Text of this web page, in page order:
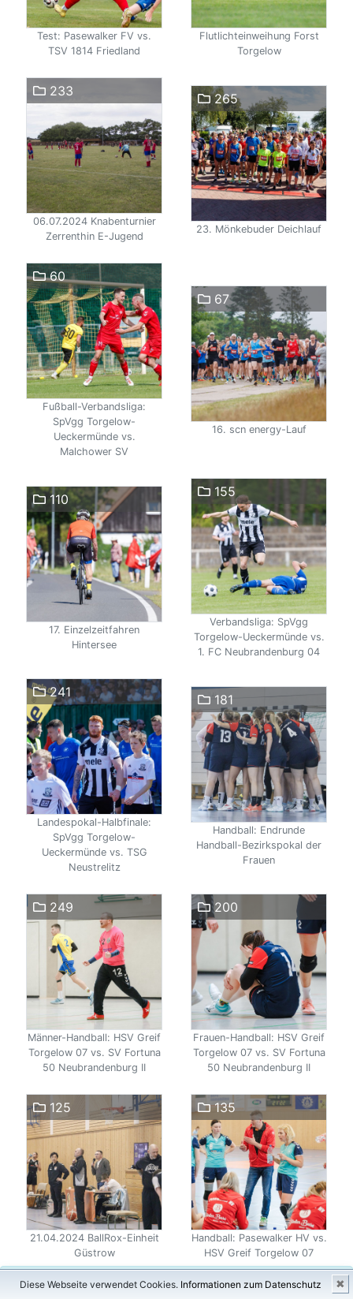
Diese Webseite verwendet Cookies. Informationen zum Datenschutz ✖
Test: Pasewalker FV vs.
TSV 1814 Friedland
Flutlichteinweihung Forst
Torgelow
233
06.07.2024 Knabenturnier
Zerrenthin E-Jugend
265
23. Mönkebuder Deichlauf
60
Fußball-Verbandsliga:
SpVgg Torgelow-
Ueckermünde vs.
Malchower SV
67
16. scn energy-Lauf
110
17. Einzelzeitfahren
Hintersee
155
Verbandsliga: SpVgg
Torgelow-Ueckermünde vs.
1. FC Neubrandenburg 04
241
Landespokal-Halbfinale:
SpVgg Torgelow-
Ueckermünde vs. TSG
Neustrelitz
181
Handball: Endrunde
Handball-Bezirkspokal der
Frauen
249
Männer-Handball: HSV Greif
Torgelow 07 vs. SV Fortuna
50 Neubrandenburg II
200
Frauen-Handball: HSV Greif
Torgelow 07 vs. SV Fortuna
50 Neubrandenburg II
125
21.04.2024 BallRox-Einheit
Güstrow
135
Handball: Pasewalker HV vs.
HSV Greif Torgelow 07
108 ×